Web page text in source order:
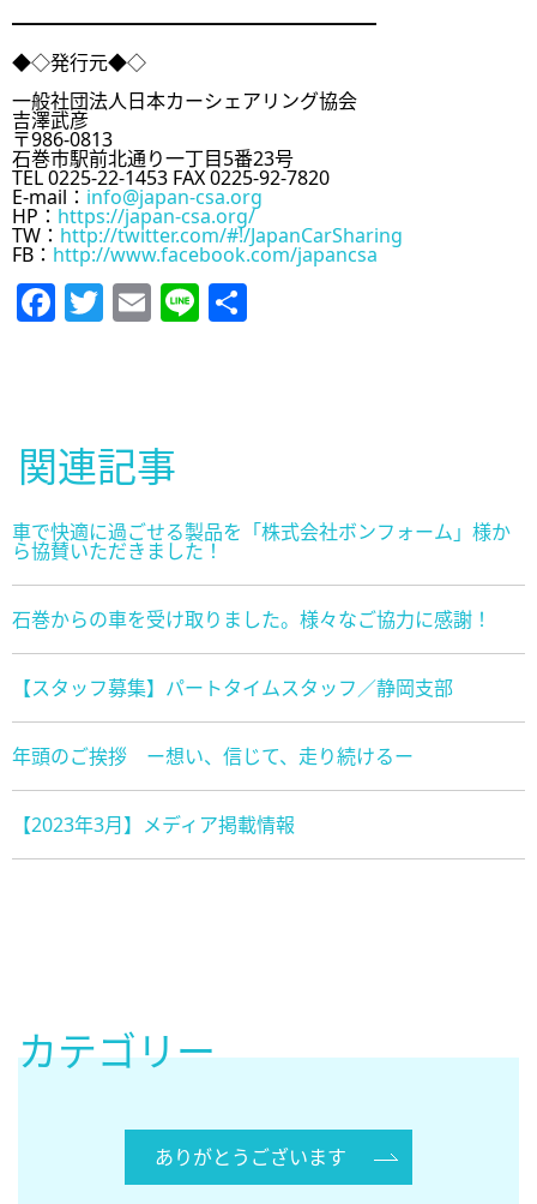
━━━━━━━━━━━━━━━━━━━
◆◇発行元◆◇
一般社団法人日本カーシェアリング協会
吉澤武彦
〒986-0813
石巻市駅前北通り一丁目5番23号
TEL 0225-22-1453 FAX 0225-92-7820
E-mail： info@japan-csa.org
HP： https://japan-csa.org/
TW： http://twitter.com/#!/JapanCarSharing
FB： http://www.facebook.com/japancsa
Facebook
Twitter
Email
Line
関連記事
車で快適に過ごせる製品を「株式会社ボンフォーム」様か
ら協賛いただきました！
石巻からの車を受け取りました。様々なご協力に感謝！
【スタッフ募集】パートタイムスタッフ／静岡支部
年頭のご挨拶 ー想い、信じて、走り続けるー
【2023年3月】メディア掲載情報
カテゴリー
ありがとうございます